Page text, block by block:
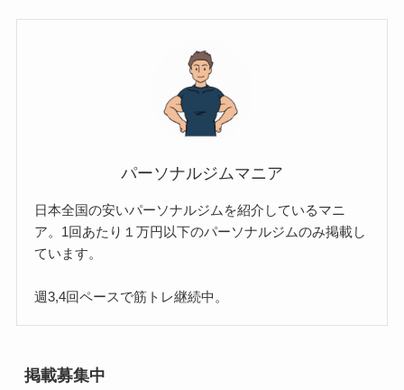
パーソナルジムマニア
日本全国の安いパーソナルジムを紹介しているマニ
ア。1回あたり１万円以下のパーソナルジムのみ掲載し
ています。
週3,4回ペースで筋トレ継続中。
掲載募集中